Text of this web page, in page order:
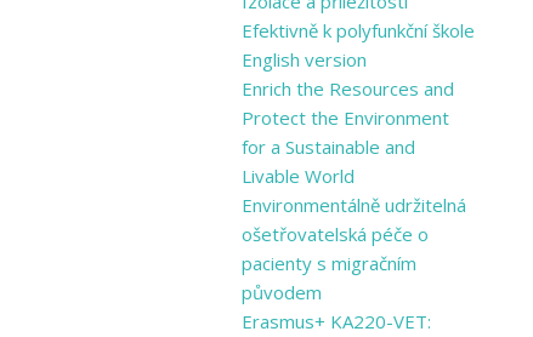
Efektivně k polyfunkční škole
English version
Enrich the Resources and
Protect the Environment
for a Sustainable and
Livable World
Environmentálně udržitelná
ošetřovatelská péče o
pacienty s migračním
původem
Erasmus+ KA220-VET: